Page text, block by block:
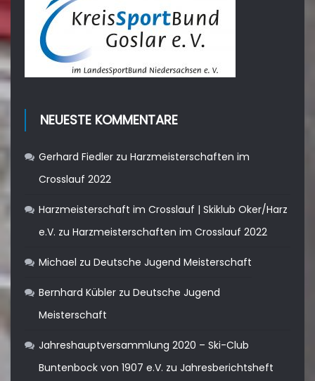
NEUESTE KOMMENTARE
Gerhard Fiedler zuHarzmeisterschaften im
Crosslauf 2022
Harzmeisterschaft im Crosslauf | Skiklub Oker/Harz
e.V. zuHarzmeisterschaften im Crosslauf 2022
Michael zuDeutsche Jugend Meisterschaft
Bernhard Kübler zuDeutsche Jugend
Meisterschaft
Jahreshauptversammlung 2020 – Ski-Club
Buntenbock von 1907 e.V. zuJahresberichtsheft